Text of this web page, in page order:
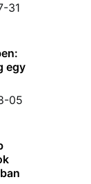
31
egy
05